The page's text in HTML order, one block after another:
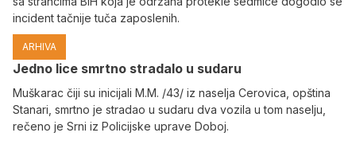
incident tačnije tuča zaposlenih.
ARHIVA
Јedno lice smrtno stradalo u sudaru
Muškarac čiji su inicijali M.M. /43/ iz naselja Cerovica, opština
Stanari, smrtno je stradao u sudaru dva vozila u tom naselju,
rečeno je Srni iz Policijske uprave Doboj.